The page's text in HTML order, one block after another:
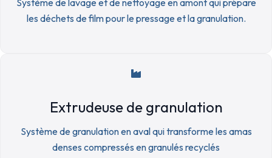
Système de lavage et de nettoyage en amont qui prépare
les déchets de film pour le pressage et la granulation.
Extrudeuse de granulation
Système de granulation en aval qui transforme les amas
denses compressés en granulés recyclés